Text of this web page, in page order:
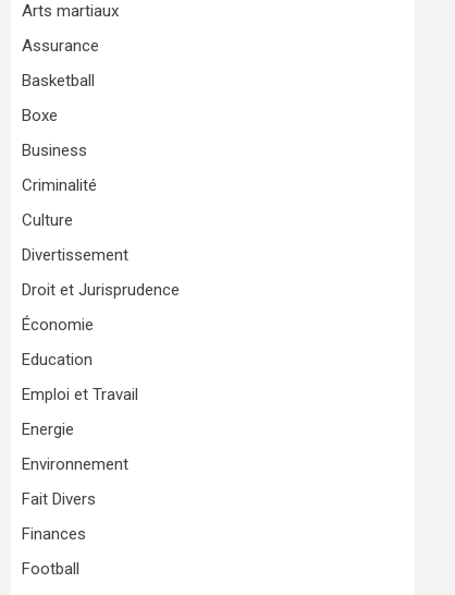
Arts martiaux
Assurance
Basketball
Boxe
Business
Criminalité
Culture
Divertissement
Droit et Jurisprudence
Économie
Education
Emploi et Travail
Energie
Environnement
Fait Divers
Finances
Football